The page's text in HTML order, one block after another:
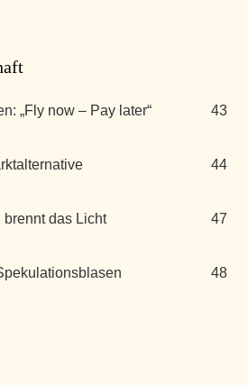
„Fly now – Pay later“
43
44
brennt das Licht
47
48